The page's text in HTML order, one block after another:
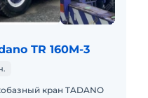
TR 160M-3
кран TADANO